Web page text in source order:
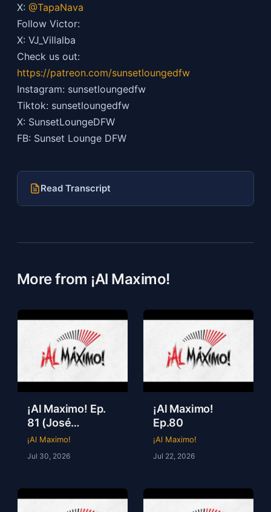
X: @TapaNava
Follow Victor:
X: VJ_Villalba
Check us out:
https://patreon.com/sunsetloungedfw
Instagram: sunsetloungedfw
Tiktok: sunsetloungedfw
X: SunsetLoungeDFW
FB: Sunset Lounge DFW
Read Transcript
More from ¡Al Maximo!
¡Al Maximo! Ep.
81 (José
Guzmán)
¡Al Maximo!
Jul 30, 2026
¡Al Maximo!
Ep.80
¡Al Maximo!
Jul 22, 2026